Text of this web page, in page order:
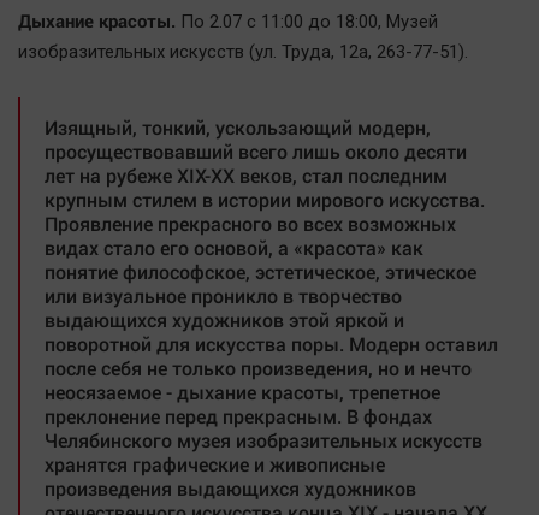
Дыхание красоты. По 2.07 с 11:00 до 18:00, Mузей
изобразительных искусств (ул. Труда, 12а, 263-77-51).
Изящный, тонкий, ускользающий модерн,
просуществовавший всего лишь около десяти
лет на рубеже XIX-XX веков, стал последним
крупным стилем в истории мирового искусства.
Проявление прекрасного во всех возможных
видах стало его основой, а «красота» как
понятие философское, эстетическое, этическое
или визуальное проникло в творчество
выдающихся художников этой яркой и
поворотной для искусства поры. Модерн оставил
после себя не только произведения, но и нечто
неосязаемое - дыхание красоты, трепетное
преклонение перед прекрасным. В фондах
Челябинского музея изобразительных искусств
хранятся графические и живописные
произведения выдающихся художников